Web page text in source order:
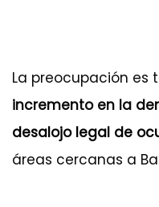
La preocupación es
incremento en la
desalojo legal de
áreas cercanas a